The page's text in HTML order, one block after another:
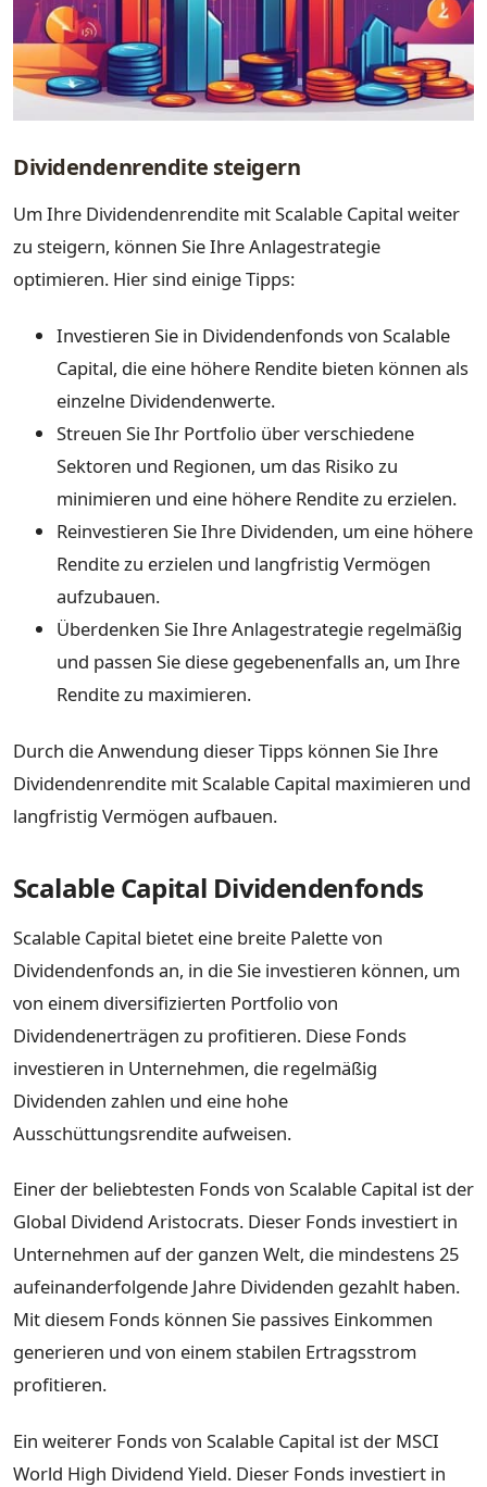
Dividendenrendite steigern
Um Ihre Dividendenrendite mit Scalable Capital weiter
zu steigern, können Sie Ihre Anlagestrategie
optimieren. Hier sind einige Tipps:
Investieren Sie in Dividendenfonds von Scalable
Capital, die eine höhere Rendite bieten können als
einzelne Dividendenwerte.
Streuen Sie Ihr Portfolio über verschiedene
Sektoren und Regionen, um das Risiko zu
minimieren und eine höhere Rendite zu erzielen.
Reinvestieren Sie Ihre Dividenden, um eine höhere
Rendite zu erzielen und langfristig Vermögen
aufzubauen.
Überdenken Sie Ihre Anlagestrategie regelmäßig
und passen Sie diese gegebenenfalls an, um Ihre
Rendite zu maximieren.
Durch die Anwendung dieser Tipps können Sie Ihre
Dividendenrendite mit Scalable Capital maximieren und
langfristig Vermögen aufbauen.
Scalable Capital Dividendenfonds
Scalable Capital bietet eine breite Palette von
Dividendenfonds an, in die Sie investieren können, um
von einem diversifizierten Portfolio von
Dividendenerträgen zu profitieren. Diese Fonds
investieren in Unternehmen, die regelmäßig
Dividenden zahlen und eine hohe
Ausschüttungsrendite aufweisen.
Einer der beliebtesten Fonds von Scalable Capital ist der
Global Dividend Aristocrats. Dieser Fonds investiert in
Unternehmen auf der ganzen Welt, die mindestens 25
aufeinanderfolgende Jahre Dividenden gezahlt haben.
Mit diesem Fonds können Sie passives Einkommen
generieren und von einem stabilen Ertragsstrom
profitieren.
Ein weiterer Fonds von Scalable Capital ist der MSCI
World High Dividend Yield. Dieser Fonds investiert in